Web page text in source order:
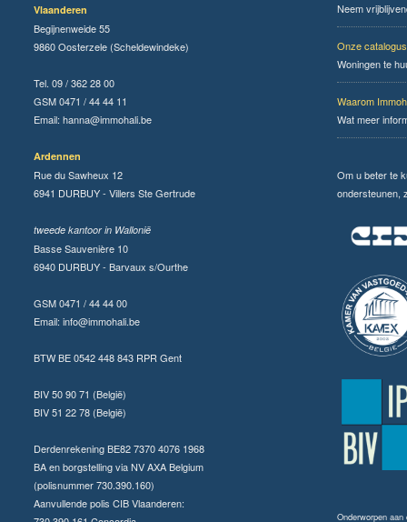
Vlaanderen
Begijnenweide 55
9860 Oosterzele (Scheldewindeke)
Tel. 09 / 362 28 00
GSM 0471 / 44 44 11
Email: hanna@immohali.be
Ardennen
Rue du Sawheux 12
6941 DURBUY - Villers Ste Gertrude
tweede kantoor in Wallonië
Basse Sauvenière 10
6940 DURBUY - Barvaux s/Ourthe
GSM 0471 / 44 44 00
Email: info@immohali.be
BTW BE 0542 448 843 RPR Gent
BIV 50 90 71 (België)
BIV 51 22 78 (België)
Derdenrekening BE82 7370 4076 1968
BA en borgstelling via NV AXA Belgium
(polisnummer 730.390.160)
Aanvullende polis CIB Vlaanderen:
Neem
Onze catalogus
Woningen te
Waarom
Wat meer
Om u beter te
ondersteunen,
Onderworpen